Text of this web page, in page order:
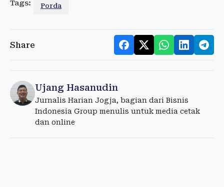
Tags: Porda
Share
Ujang Hasanudin
Jurnalis Harian Jogja, bagian dari Bisnis
Indonesia Group menulis untuk media cetak
dan online